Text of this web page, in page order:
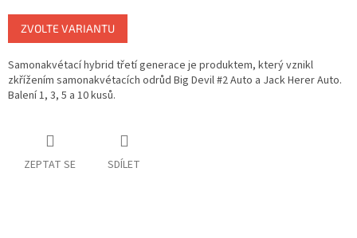
ZVOLTE VARIANTU
Samonakvétací hybrid třetí generace je produktem, který vznikl
zkřížením samonakvétacích odrůd Big Devil #2 Auto a Jack Herer Auto.
Balení 1, 3, 5 a 10 kusů.
ZEPTAT SE SDÍLET